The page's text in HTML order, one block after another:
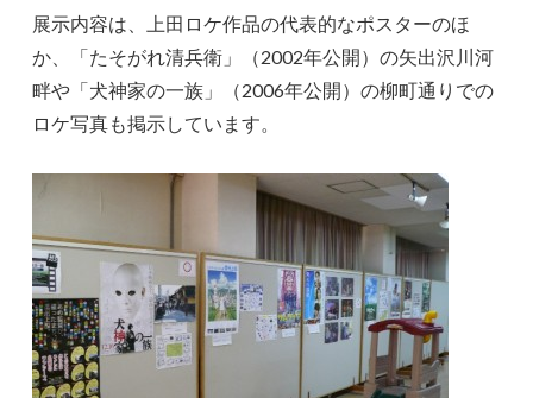
展示内容は、上田ロケ作品の代表的なポスターのほ
か、「たそがれ清兵衛」（2002年公開）の矢出沢川河
畔や「犬神家の一族」（2006年公開）の柳町通りでの
ロケ写真も掲示しています。